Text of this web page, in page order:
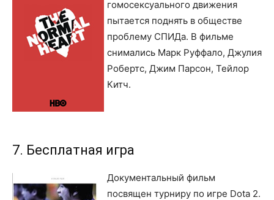
гомосексуального движения
пытается поднять в обществе
проблему СПИДа. В фильме
снимались Марк Руффало, Джулия
Робертс, Джим Парсон, Тейлор
Китч.
7. Бесплатная игра
Документальный фильм
посвящен турниру по игре Dota 2.